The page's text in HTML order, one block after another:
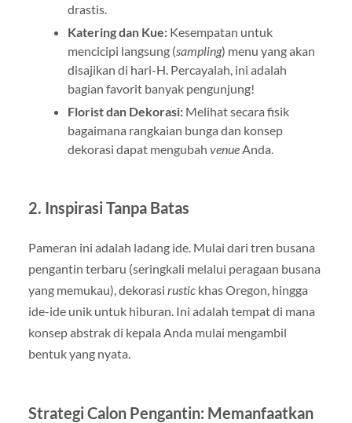
drastis.
Katering dan Kue:Kesempatan untuk
mencicipi langsung (sampling) menu yang akan
disajikan di hari-H. Percayalah, ini adalah
bagian favorit banyak pengunjung!
Florist dan Dekorasi:Melihat secara fisik
bagaimana rangkaian bunga dan konsep
dekorasi dapat mengubah venueAnda.
2. Inspirasi Tanpa Batas
Pameran ini adalah ladang ide. Mulai dari tren busana
pengantin terbaru (seringkali melalui peragaan busana
yang memukau), dekorasi rustickhas Oregon, hingga
ide-ide unik untuk hiburan. Ini adalah tempat di mana
konsep abstrak di kepala Anda mulai mengambil
bentuk yang nyata.
Strategi Calon Pengantin: Memanfaatkan